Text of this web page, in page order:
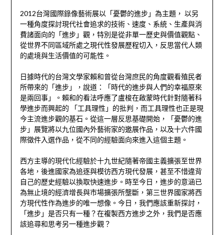
2012台灣國際錄像藝術展以「憂鬱的進步」為主題， 以另
一種角度探討現代社會追求的技術、速度、系統、生產與消
費諸面向的「進步」觀，特別是從非單一歷史與價值觀點、
從世界不同區域所處之現代性發展歷程切入，反思當代人類
的處境與生活價值的可能性。
日據時代的台灣文學家賴和曾從台灣庶民的角度觀看殖民者
所帶來的「進步」，說道：「時代的進步與人們的幸福原來
是兩回事」。賴和的看法呼應了盧梭在啟蒙時代針對隨著科
學進步而興起的 「工具理性」的批判，而工具理性也正是現
今主流進步觀的基石。從這一層反思基礎開始，「憂鬱的進
步」展覽將以九位國內外藝術家的邀展作品，以及十六件國
際徵件入選作品，從不同的經驗面向來進入這個主題。
西方主導的現代化經驗於十九世紀隨著帝國主義擴張至世界
各地，後進國家為追逐與模彷西方現代發展，甚至不惜違背
自己的歷史經驗以換取快速進步。時至今日，進步的意涵已
為無止境的經濟增長與市場擴張所壟斷，第三世界國家將西
方現代性作為進步的唯一想像。今日，我們應該重新探討，
「進步」是否只有一種？在複製西方進步之外，我們是否應
該追尋和思考另一種進步觀？